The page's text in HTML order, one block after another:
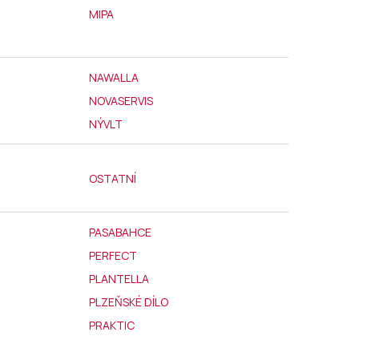
MIPA
NAWALLA
NOVASERVIS
NÝVLT
OSTATNÍ
PASABAHCE
PERFECT
PLANTELLA
PLZEŇSKÉ DÍLO
PRAKTIC